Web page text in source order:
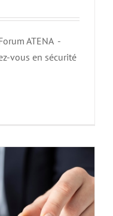
ATENA -
vous en sécurité
de Banque
à l’IESF